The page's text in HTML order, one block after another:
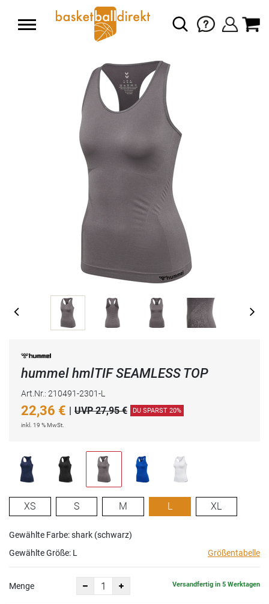
hummel hmlTIF SEAMLESS TOP
Art.Nr.: 210491-2301-L
22,36 € | UVP 27,95 € DU SPARST 20%
inkl. 19 % MwSt.
XS S M L XL
Gewählte Farbe: shark (schwarz)
Gewählte Größe: L Größentabelle
Menge Versandfertig in 5 Werktagen